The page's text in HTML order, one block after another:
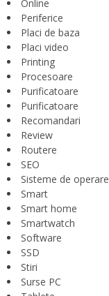
Online
Periferice
Placi de baza
Placi video
Printing
Procesoare
Purificatoare
Purificatoare
Recomandari
Review
Routere
SEO
Sisteme de operare
Smart
Smart home
Smartwatch
Software
SSD
Stiri
Surse PC